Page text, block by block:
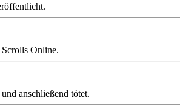
Online.
anschließend tötet.